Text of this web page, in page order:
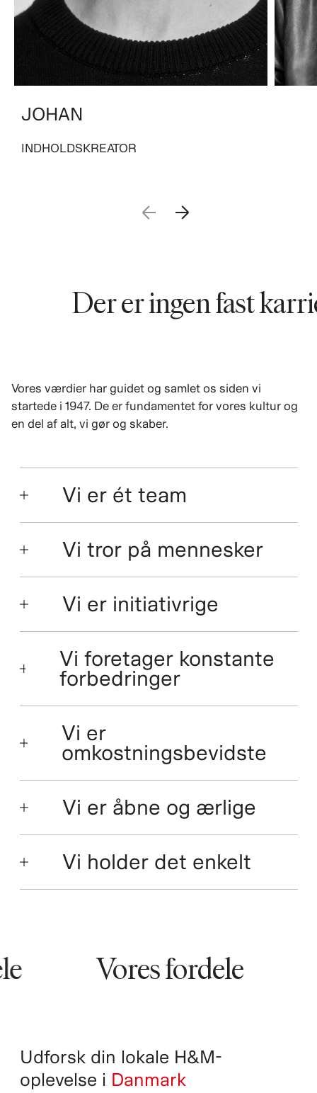
JOHAN
INDHOLDSKREATOR
Der er ingen fast
Vores værdier har guidet og samlet os siden vi
startede i 1947. De er fundamentet for vores kultur og
en del af alt, vi gør og skaber.
Vi er ét team
Vi tror på mennesker
Vi er initiativrige
Vi foretager konstante
forbedringer
Vi er
omkostningsbevidste
Vi er åbne og ærlige
Vi holder det enkelt
Vores fordele
Udforsk din lokale H&M-
oplevelse i Danmark